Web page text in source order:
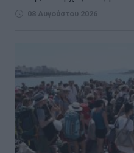
08 Αυγούστου 2026